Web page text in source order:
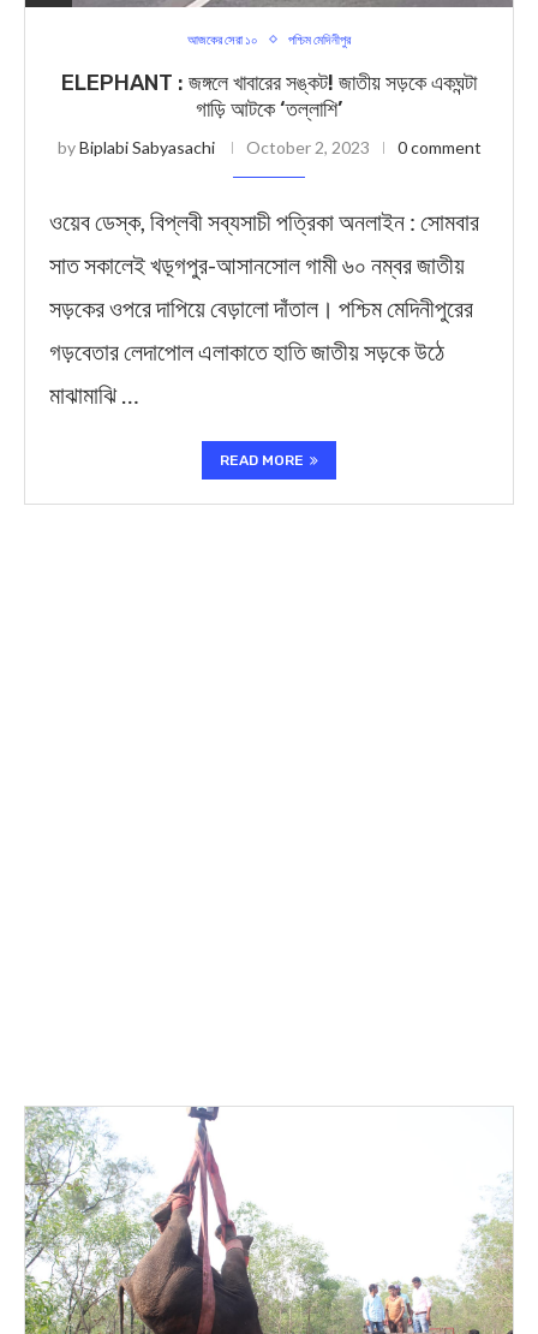
আজকের সেরা ১০ পশ্চিম মেদিনীপুর
ELEPHANT : জঙ্গলে খাবারের সঙ্কট! জাতীয় সড়কে একঘন্টা
গাড়ি আটকে ‘তল্লাশি’
byBiplabi Sabyasachi October 2, 2023 0 comment
ওয়েব ডেস্ক, বিপ্লবী সব্যসাচী পত্রিকা অনলাইন : সোমবার
সাত সকালেই খড়্গপুর-আসানসোল গামী ৬০ নম্বর জাতীয়
সড়কের ওপরে দাপিয়ে বেড়ালো দাঁতাল। পশ্চিম মেদিনীপুরের
গড়বেতার লেদাপোল এলাকাতে হাতি জাতীয় সড়কে উঠে
মাঝামাঝি …
READ MORE